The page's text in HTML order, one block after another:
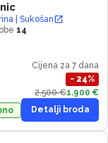
| Sukošan
14
Cijena za 7 dana
− 24%
2.500 €1.900 €
Detalji broda